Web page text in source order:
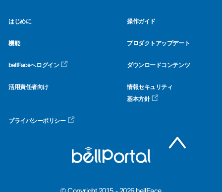
はじめに 操作ガイド
機能 プロダクトアップデート
bellFaceへログイン ダウンロードコンテンツ
活用責任者向け
情報セキュリティ
基本方針
プライバシーポリシー